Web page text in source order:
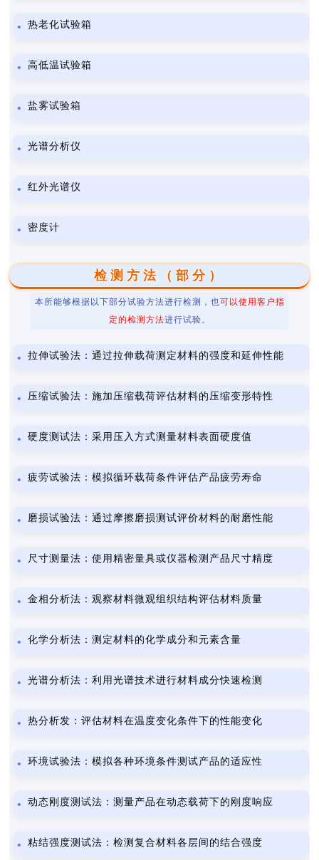
热老化试验箱
高低温试验箱
盐雾试验箱
光谱分析仪
红外光谱仪
密度计
检测方法（部分）
本所能够根据以下部分试验方法进行检测，也可以使用客户指
定的检测方法进行试验。
拉伸试验法：通过拉伸载荷测定材料的强度和延伸性能
压缩试验法：施加压缩载荷评估材料的压缩变形特性
硬度测试法：采用压入方式测量材料表面硬度值
疲劳试验法：模拟循环载荷条件评估产品疲劳寿命
磨损试验法：通过摩擦磨损测试评价材料的耐磨性能
尺寸测量法：使用精密量具或仪器检测产品尺寸精度
金相分析法：观察材料微观组织结构评估材料质量
化学分析法：测定材料的化学成分和元素含量
光谱分析法：利用光谱技术进行材料成分快速检测
热分析发：评估材料在温度变化条件下的性能变化
环境试验法：模拟各种环境条件测试产品的适应性
动态刚度测试法：测量产品在动态载荷下的刚度响应
粘结强度测试法：检测复合材料各层间的结合强度